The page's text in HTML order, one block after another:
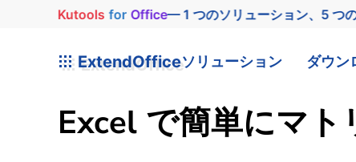
Kutools for Office— 1 つのソリューション、5 つ
ExtendOfficeソリューション ダウン
Excel で簡単にマ